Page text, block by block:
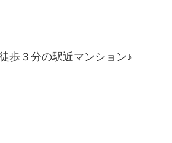
歩３分の駅近マンション♪